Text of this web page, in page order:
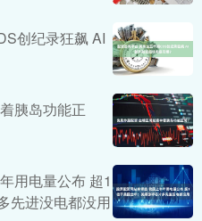
创纪录狂飙 AI
胰岛功能正
用电量公布 超1
先进没电都没用